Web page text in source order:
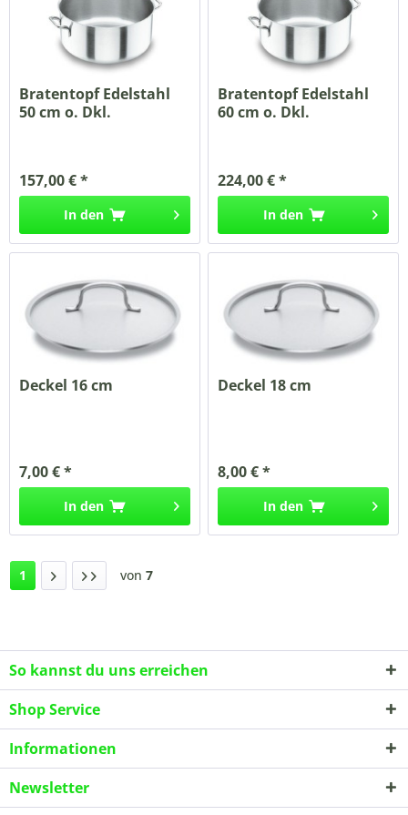
Bratentopf Edelstahl
50 cm o. Dkl.
157,00 € *
In den
Bratentopf Edelstahl
60 cm o. Dkl.
224,00 € *
In den
Deckel 16 cm
7,00 € *
In den
Deckel 18 cm
8,00 € *
In den
1 von 7
So kannst du uns erreichen
Shop Service
Informationen
Newsletter